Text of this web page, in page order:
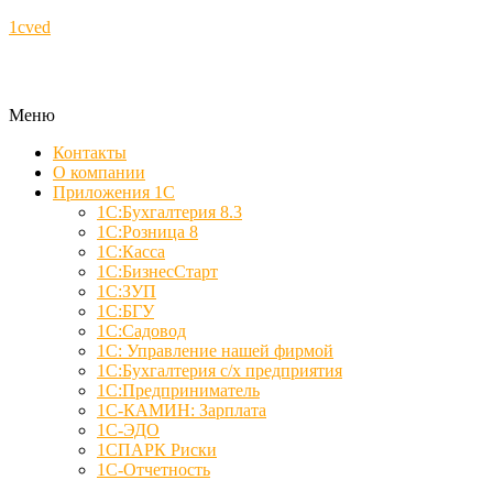
1cved
Меню
Контакты
О компании
Приложения 1С
1С:Бухгалтерия 8.3
1С:Розница 8
1С:Касса
1С:БизнесСтарт
1С:ЗУП
1С:БГУ
1С:Садовод
1С: Управление нашей фирмой
1С:Бухгалтерия с/х предприятия
1С:Предприниматель
1С-КАМИН: Зарплата
1С-ЭДО
1СПАРК Риски
1С-Отчетность